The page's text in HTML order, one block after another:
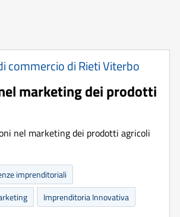
commercio di Rieti Viterbo
marketing dei prodotti
nel marketing dei prodotti agricoli
imprenditoriali
Imprenditoria Innovativa